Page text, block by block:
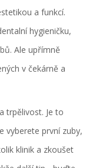
a funkcí.
hygieničku,
Ale upřímně
v čekárně a
trpělivost. Je to
vyberete první zuby,
klinik a zkoušet